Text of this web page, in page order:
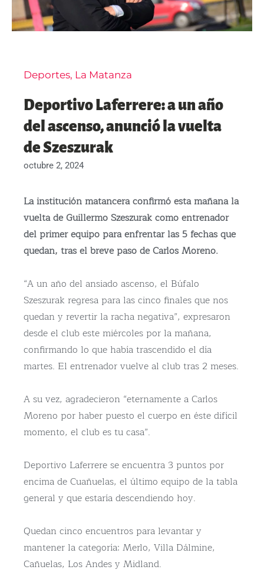
Deportes, La Matanza
Deportivo Laferrere: a un año
del ascenso, anunció la vuelta
de Szeszurak
octubre 2, 2024
La institución matancera confirmó esta mañana la
vuelta de Guillermo Szeszurak como entrenador
del primer equipo para enfrentar las 5 fechas que
quedan, tras el breve paso de Carlos Moreno.
“A un año del ansiado ascenso, el Búfalo
Szeszurak regresa para las cinco finales que nos
quedan y revertir la racha negativa”, expresaron
desde el club este miércoles por la mañana,
confirmando lo que había trascendido el día
martes. El entrenador vuelve al club tras 2 meses.
A su vez, agradecieron “eternamente a Carlos
Moreno por haber puesto el cuerpo en éste difícil
momento, el club es tu casa”.
Deportivo Laferrere se encuentra 3 puntos por
encima de Cuañuelas, el último equipo de la tabla
general y que estaría descendiendo hoy.
Quedan cinco encuentros para levantar y
mantener la categoría: Merlo, Villa Dálmine,
Cañuelas, Los Andes y Midland.